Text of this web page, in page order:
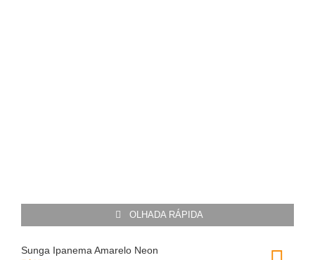
OLHADA RÁPIDA
Sunga Ipanema Amarelo Neon